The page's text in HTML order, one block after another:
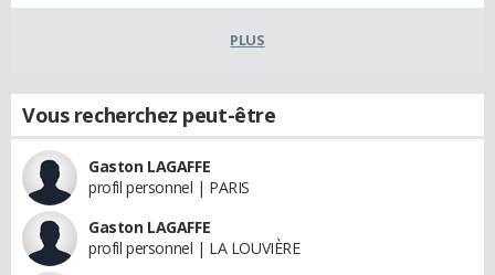
PLUS
Vous recherchez peut-être
Gaston LAGAFFE
profil personnel | PARIS
Gaston LAGAFFE
profil personnel | LA LOUVIÈRE